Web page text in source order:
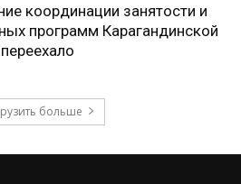
координации занятости и
программ Карагандинской
больше